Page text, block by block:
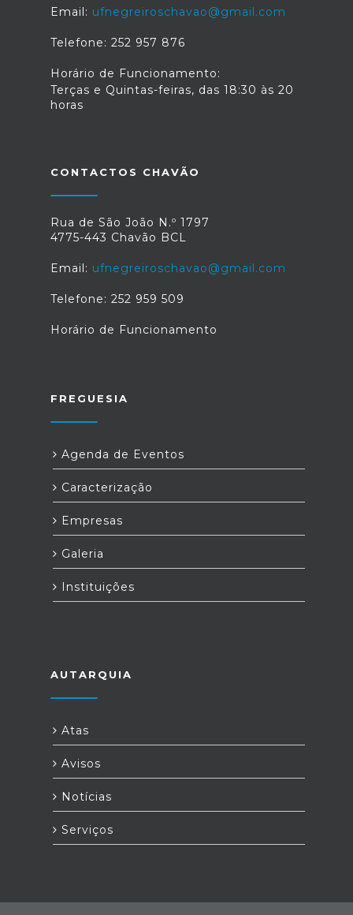
Email: ufnegreiroschavao@gmail.com
Telefone: 252 957 876
Horário de Funcionamento:
Terças e Quintas-feiras, das 18:30 às 20
horas
CONTACTOS CHAVÃO
Rua de São João N.º 1797
4775-443 Chavão BCL
Email: ufnegreiroschavao@gmail.com
Telefone: 252 959 509
Horário de Funcionamento
FREGUESIA
Agenda de Eventos
Caracterização
Empresas
Galeria
Instituições
AUTARQUIA
Atas
Avisos
Notícias
Serviços